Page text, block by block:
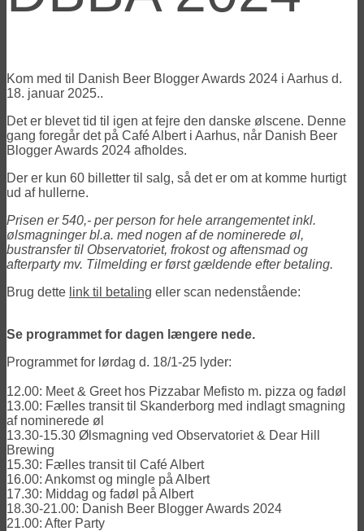
Kom med til Danish Beer Blogger Awards 2024 i Aarhus d.
18. januar 2025..
Det er blevet tid til igen at fejre den danske ølscene. Denne
gang foregår det på Café Albert i Aarhus, når Danish Beer
Blogger Awards 2024 afholdes.
Der er kun 60 billetter til salg, så det er om at komme hurtigt
ud af hullerne.
Prisen er 540,- per person for hele arrangementet inkl.
ølsmagninger bl.a. med nogen af de nominerede øl,
bustransfer til Observatoriet, frokost og aftensmad og
afterparty mv. Tilmelding er først gældende efter betaling.
Brug dette link til betaling eller scan nedenstående:
Se programmet for dagen længere nede.
Programmet for lørdag d. 18/1-25 lyder:
12.00: Meet & Greet hos Pizzabar Mefisto m. pizza og fadøl
13.00: Fælles transit til Skanderborg med indlagt smagning
af nominerede øl
13.30-15.30 Ølsmagning ved Observatoriet & Dear Hill
Brewing
15.30: Fælles transit til Café Albert
16.00: Ankomst og mingle på Albert
17.30: Middag og fadøl på Albert
18.30-21.00: Danish Beer Blogger Awards 2024
21.00: After Party